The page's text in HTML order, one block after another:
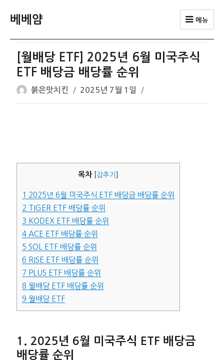
베베얌 메뉴
[월배당 ETF] 2025년 6월 미국주식
ETF 배당금 배당률 순위
글
쓴
붉은맛치킨
작
성
2025년 7월 1일
목차 감추기
1 2025년 6월 미국주식 ETF 배당금 배당률 순위
2 TIGER ETF 배당률 순위
3 KODEX ETF 배당률 순위
4ACE ETF 배당률 순위
5 SOL ETF 배당률 순위
6 RISE ETF 배당률 순위
7 PLUS ETF 배당률 순위
8 월배당 ETF 배당률 순위
9 월배당 ETF
2025년 6월 미국주식 ETF 배당금
배당률 순위